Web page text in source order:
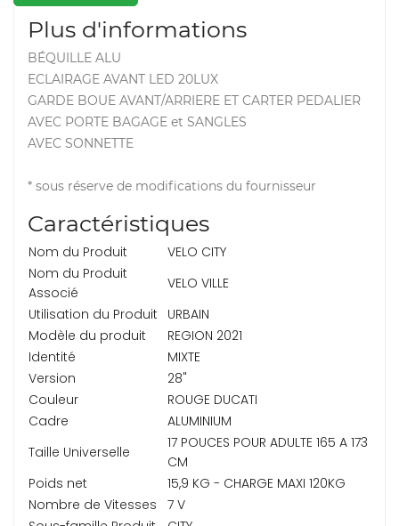
Plus d'informations
BÉQUILLE ALU
ECLAIRAGE AVANT LED 20LUX
GARDE BOUE AVANT/ARRIERE ET CARTER PEDALIER
AVEC PORTE BAGAGE et SANGLES
AVEC SONNETTE
* sous réserve de modifications du fournisseur
Caractéristiques
Nom du Produit
VELO CITY
Nom du Produit
Associé
VELO VILLE
Utilisation du Produit
URBAIN
Modèle du produit
REGION 2021
Identité
MIXTE
Version
28"
Couleur
ROUGE DUCATI
Cadre
ALUMINIUM
Taille Universelle
17 POUCES POUR ADULTE 165 A 173
CM
Poids net
15,9 KG - CHARGE MAXI 120KG
Nombre de Vitesses
7 V